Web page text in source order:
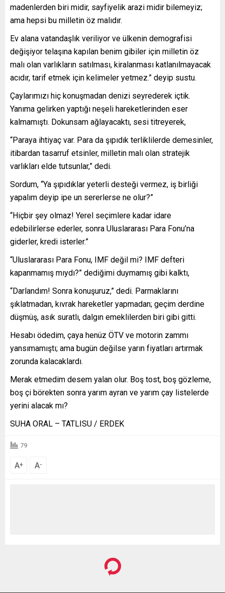
madenlerden biri midir, sayfiyelik arazi midir bilemeyiz;
ama hepsi bu milletin öz malıdır.
Ev alana vatandaşlık veriliyor ve ülkenin demografisi
değişiyor telaşına kapılan benim gibiler için milletin öz
malı olan varlıkların satılması, kiralanması katlanılmayacak
acıdır, tarif etmek için kelimeler yetmez.” deyip sustu.
Çaylarımızı hiç konuşmadan denizi seyrederek içtik.
Yanıma gelirken yaptığı neşeli hareketlerinden eser
kalmamıştı. Dokunsam ağlayacaktı, sesi titreyerek,
“Paraya ihtiyaç var. Para da şıpıdık terliklilerde demesinler,
itibardan tasarruf etsinler, milletin malı olan stratejik
varlıkları elde tutsunlar,” dedi.
Sordum, “Ya şıpıdıklar yeterli desteği vermez, iş birliği
yapalım deyip ipe un sererlerse ne olur?”
“Hiçbir şey olmaz! Yerel seçimlere kadar idare
edebilirlerse ederler, sonra Uluslararası Para Fonu’na
giderler, kredi isterler.”
“Uluslararası Para Fonu, IMF değil mi? IMF defteri
kapanmamış mıydı?” dediğimi duymamış gibi kalktı,
“Darlandım! Sonra konuşuruz,” dedi. Parmaklarını
şıklatmadan, kıvrak hareketler yapmadan; geçim derdine
düşmüş, asık suratlı, dalgın emeklilerden biri gibi gitti.
Hesabı ödedim, çaya henüz ÖTV ve motorin zammı
yansımamıştı; ama bugün değilse yarın fiyatları artırmak
zorunda kalacaklardı.
Merak etmedim desem yalan olur. Boş tost, boş gözleme,
boş çi börekten sonra yarım ayran ve yarım çay listelerde
yerini alacak mı?
SUHA ORAL – TATLISU / ERDEK
79
A+ A-